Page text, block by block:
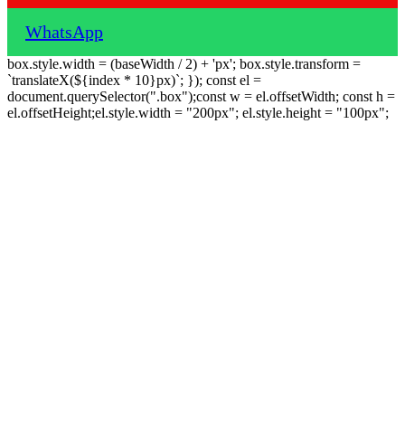
WhatsApp
box.style.width = (baseWidth / 2) + 'px'; box.style.transform =
`translateX(${index * 10}px)`; }); const el =
document.querySelector(".box");const w = el.offsetWidth; const h =
el.offsetHeight;el.style.width = "200px"; el.style.height = "100px";